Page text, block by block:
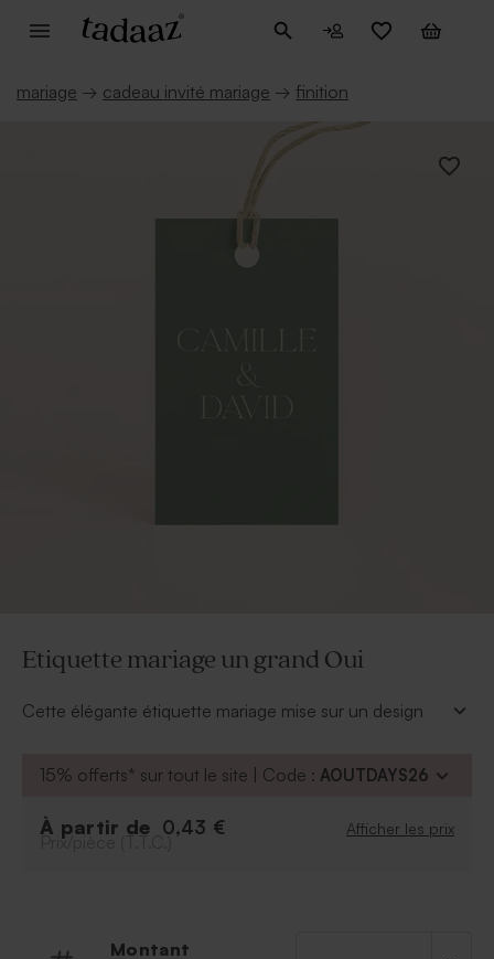
mariage → cadeau invité mariage → finition
Etiquette mariage un grand Oui
Cette élégante étiquette mariage mise sur un design
typographie fine et moderne pour une finition tout en
* Cordelette nature d'environ 50 cm livrée
15% offerts* sur tout le site | Code : AOUTDAYS26
À partir de 0,43 € Afficher les prix
Prix/pièce (T.T.C.)
Montant